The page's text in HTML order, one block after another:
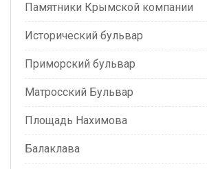
Памятники Крымской компании
Исторический бульвар
Приморский бульвар
Матросский Бульвар
Площадь Нахимова
Балаклава